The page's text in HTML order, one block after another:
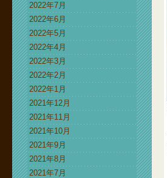
2022年7月
2022年6月
2022年5月
2022年4月
2022年3月
2022年2月
2022年1月
2021年12月
2021年11月
2021年10月
2021年9月
2021年8月
2021年7月